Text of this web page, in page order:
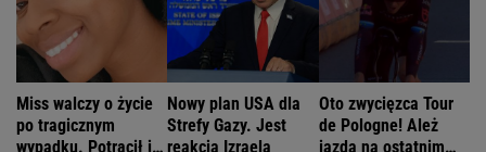
Miss walczy o życie
po tragicznym
wypadku. Potrącił ją
Nowy plan USA dla
Strefy Gazy. Jest
reakcja Izraela
Oto zwycięzca Tour
de Pologne! Ależ
jazda na ostatnim